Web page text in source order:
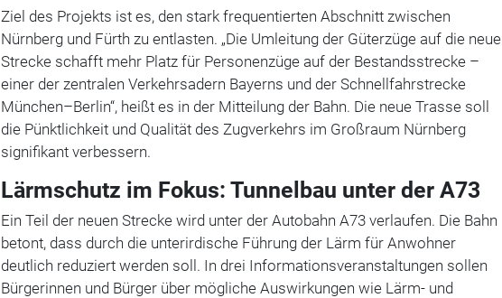
Ziel des Projekts ist es, den stark frequentierten Abschnitt zwischen
Nürnberg und Fürth zu entlasten. „Die Umleitung der Güterzüge auf die neue
Strecke schafft mehr Platz für Personenzüge auf der Bestandsstrecke –
einer der zentralen Verkehrsadern Bayerns und der Schnellfahrstrecke
München–Berlin“, heißt es in der Mitteilung der Bahn. Die neue Trasse soll
die Pünktlichkeit und Qualität des Zugverkehrs im Großraum Nürnberg
signifikant verbessern.
Lärmschutz im Fokus: Tunnelbau unter der A73
Ein Teil der neuen Strecke wird unter der Autobahn A73 verlaufen. Die Bahn
betont, dass durch die unterirdische Führung der Lärm für Anwohner
deutlich reduziert werden soll. In drei Informationsveranstaltungen sollen
Bürgerinnen und Bürger über mögliche Auswirkungen wie Lärm- und